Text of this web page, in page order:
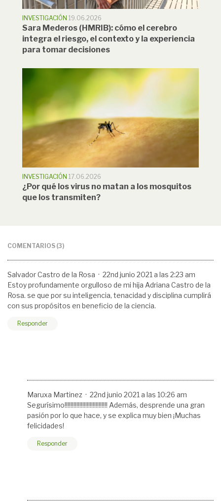
INVESTIGACIÓN 19.06.2026
Sara Mederos (HMRIB): cómo el cerebro
integra el riesgo, el contexto y la experiencia
para tomar decisiones
INVESTIGACIÓN 17.06.2026
¿Por qué los virus no matan a los mosquitos
que los transmiten?
COMENTARIOS (3)
Salvador Castro de la Rosa · 22nd junio 2021 a las 2:23 am
Estoy profundamente orgulloso de mi hija Adriana Castro de la
Rosa. se que por su inteligencia, tenacidad y disciplina cumplirá
con sus propósitos en beneficio de la ciencia.
Responder
Maruxa Martinez · 22nd junio 2021 a las 10:26 am
Segurísimo!!!!!!!!!!!!!!!!!!!!!!!!!!!!! Además, desprende una gran
pasión por lo que hace, y se explica muy bien ¡Muchas
felicidades!
Responder